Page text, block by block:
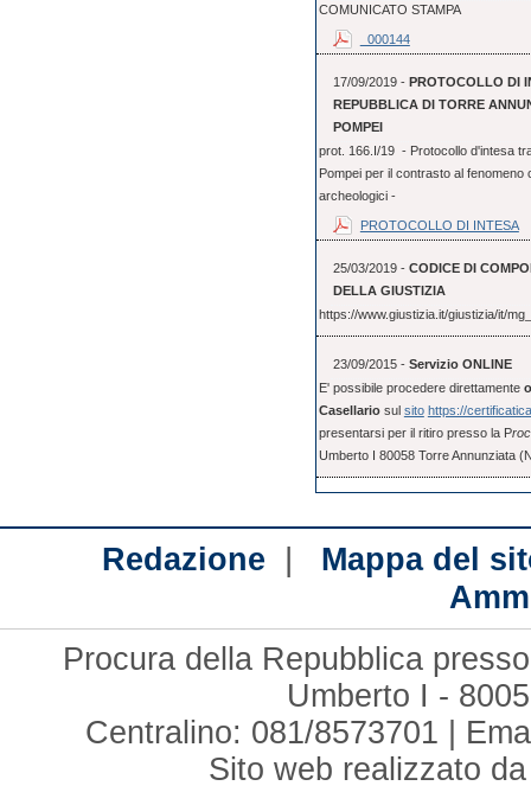
COMUNICATO STAMPA
_000144
17/09/2019 - PROTOCOLLO DI
REPUBBLICA DI TORRE
POMPEI
prot. 166.I/19 - Protocollo d'intesa
Pompei per il contrasto al
archeologici -
PROTOCOLLO DI INTESA
25/03/2019 - CODICE DI
DELLA GIUSTIZIA
https://www.giustizia.it/giustizia/it/
23/09/2015 - Servizio ONLINE
E' possibile procedere direttamente
Casellario sul sito https://
presentarsi per il ritiro presso la P
Umberto I 80058 Torre Annunziata
Redazione | Mappa del
Procura della Repubblica
Umberto I -
Centralino: 081/8573701 |
Sito web realizzato